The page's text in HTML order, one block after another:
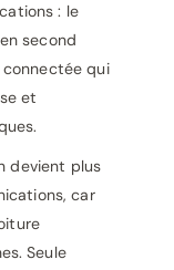
: le
second
qui
et
devient plus
car
Seule